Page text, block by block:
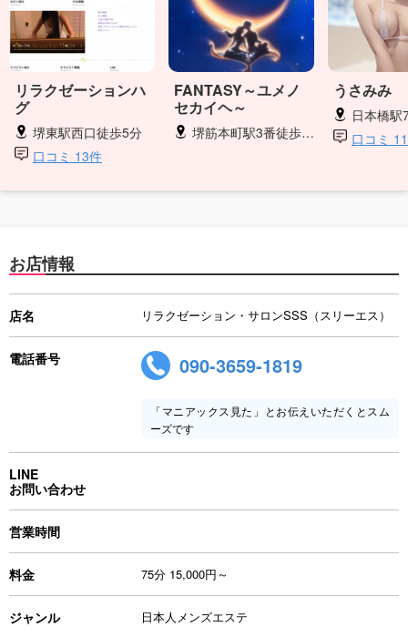
リラクゼーションハ
グ
堺東駅西口徒歩5分
口コミ 13件
FANTASY～ユメノ
セカイヘ～
堺筋本町駅3番徒歩3分
うさみみ
日本橋駅
口コミ
お店情報
店名 リラクゼーション・サロンSSS（スリーエス）
電話番号 090-3659-1819
「マニアックス見た」とお伝えいただくとスム
ーズです
LINE
お問い合わせ
営業時間
料金 75分 15,000円～
ジャンル 日本人メンズエステ